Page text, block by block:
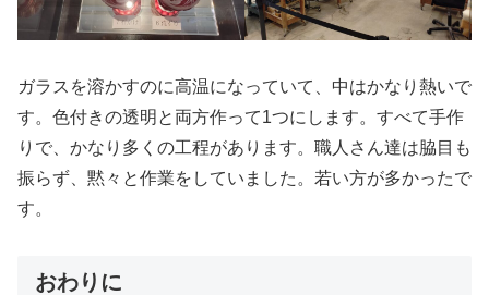
ガラスを溶かすのに高温になっていて、中はかなり熱いで
す。色付きの透明と両方作って1つにします。すべて手作
りで、かなり多くの工程があります。職人さん達は脇目も
振らず、黙々と作業をしていました。若い方が多かったで
す。
おわりに